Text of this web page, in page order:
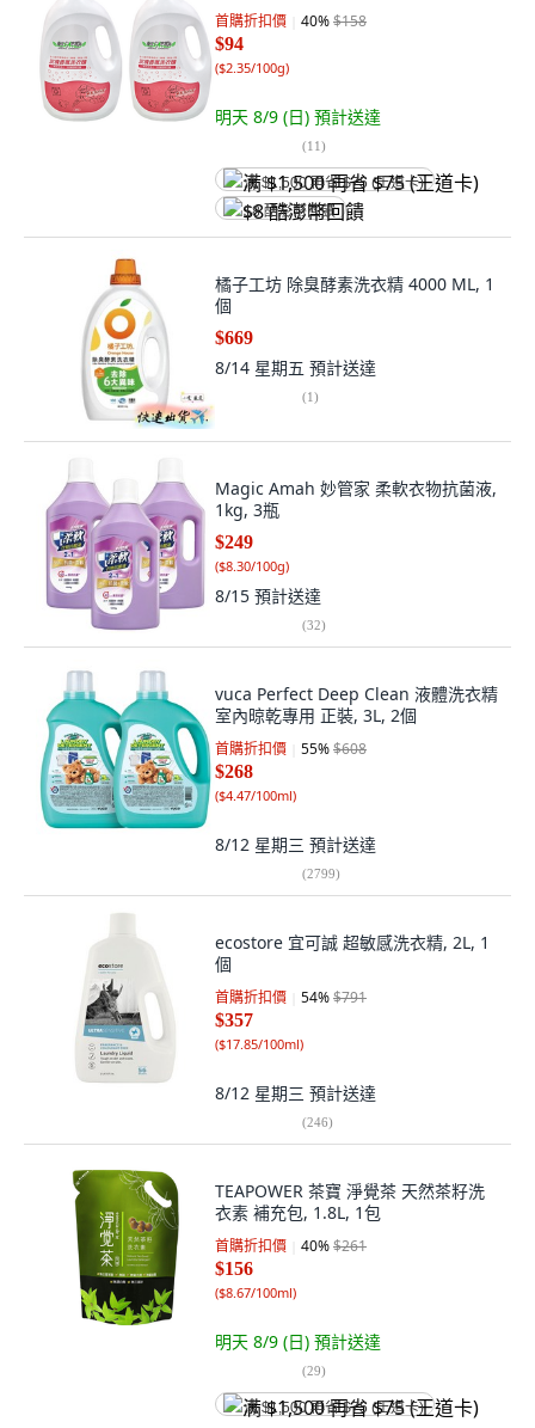
首購折扣價 40%$158
$94
($2.35/100g)
明天 8/9 (日) 預計送達
(11)
满 $1,500 再省 $75 (王道卡)
$8 酷澎幣回饋
橘子工坊 除臭酵素洗衣精 4000 ML, 1
個
$669
8/14 星期五 預計送達
(1)
Magic Amah 妙管家 柔軟衣物抗菌液,
1kg, 3瓶
$249
($8.30/100g)
8/15 預計送達
(32)
vuca Perfect Deep Clean 液體洗衣精
室內晾乾專用 正裝, 3L, 2個
首購折扣價 55%$608
$268
($4.47/100ml)
8/12 星期三 預計送達
(2799)
ecostore 宜可誠 超敏感洗衣精, 2L, 1
個
首購折扣價 54%$791
$357
($17.85/100ml)
8/12 星期三 預計送達
(246)
TEAPOWER 茶寶 淨覺茶 天然茶籽洗
衣素 補充包, 1.8L, 1包
首購折扣價 40%$261
$156
($8.67/100ml)
明天 8/9 (日) 預計送達
(29)
满 $1,500 再省 $75 (王道卡)